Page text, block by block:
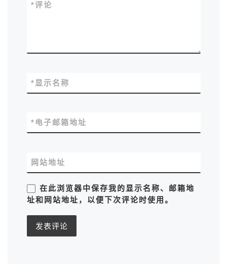
评论
*
显示名称
*
电子邮箱地址
*
网站地址
在此浏览器中保存我的显示名称、邮箱地
址和网站地址，以便下次评论时使用。